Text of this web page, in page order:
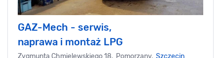
GAZ-Mech - serwis,
naprawa i montaż LPG
Zygmunta Chmielewskiego 18, Pomorzany, Szczecin